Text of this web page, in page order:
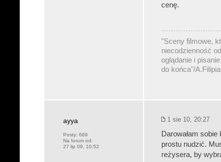
cenę.
"Sceny filmowe,
niecodzienność
oglądanie i
do końca"/
ayya
Posty: 669
Na forum od:
27 lip 09, 10:52
1 sie 10, 20:27
Darowałam
prostu nudzić.
reżysera, by